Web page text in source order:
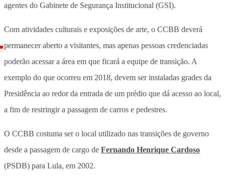
agentes do Gabinete de Segurança Institucional (GSI).
Com atividades culturais e exposições de arte, o CCBB deverá
permanecer aberto a visitantes, mas apenas pessoas credenciadas
poderão acessar a área em que ficará a equipe de transição. A
exemplo do que ocorreu em 2018, devem ser instaladas grades da
Presidência ao redor da entrada de um prédio que dá acesso ao local,
a fim de restringir a passagem de carros e pedestres.
O CCBB costuma ser o local utilizado nas transições de governo
desde a passagem de cargo de Fernando Henrique Cardoso
(PSDB) para Lula, em 2002.